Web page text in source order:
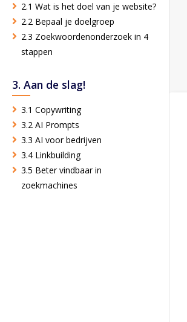
2.1 Wat is het doel van je website?
2.2 Bepaal je doelgroep
2.3 Zoekwoordenonderzoek in 4
stappen
3. Aan de slag!
3.1 Copywriting
3.2 AI Prompts
3.3 AI voor bedrijven
3.4 Linkbuilding
3.5 Beter vindbaar in
zoekmachines